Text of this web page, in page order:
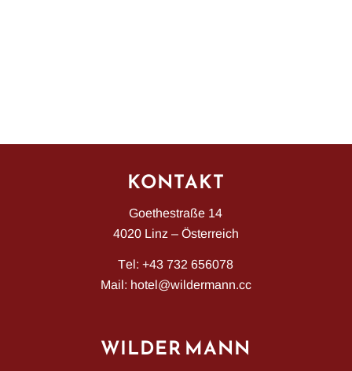
KONTAKT
Goethestraße 14
4020 Linz – Österreich
Tel:+43 732 656078
Mail: hotel@wildermann.cc
WILDER MANN